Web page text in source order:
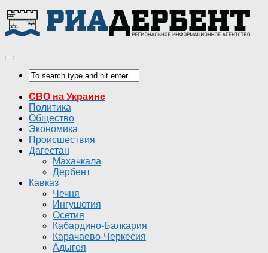
СВО на Украине
Политика
Общество
Экономика
Происшествия
Дагестан
Махачкала
Дербент
Кавказ
Чечня
Ингушетия
Осетия
Кабардино-Балкария
Карачаево-Черкесия
Адыгея